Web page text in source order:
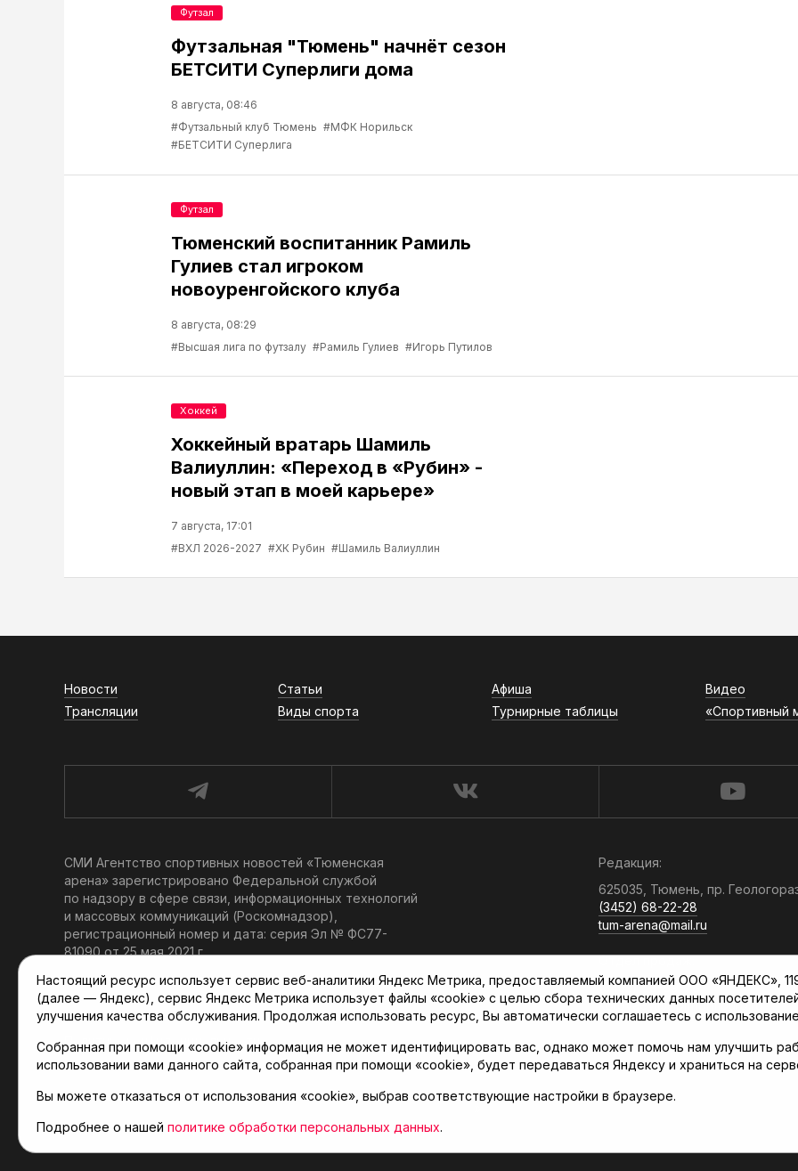
Футзальная "Тюмень" начнёт сезон
БЕТСИТИ Суперлиги дома
8 августа, 08:46
#Футзальный клуб Тюмень #МФК Норильск
#БЕТСИТИ Суперлига
Футзал
Тюменский воспитанник Рамиль
Гулиев стал игроком
новоуренгойского клуба
8 августа, 08:29
#Высшая лига по футзалу #Рамиль Гулиев #Игорь Путилов
Футзал
Хоккейный вратарь Шамиль
Валиуллин: «Переход в «Рубин» -
новый этап в моей карьере»
7 августа, 17:01
#ВХЛ 2026-2027 #ХК Рубин #Шамиль Валиуллин
Хоккей
Новости Статьи Афиша Видео
Трансляции
Виды спорта Турнирные таблицы «Спортивный
СМИ Агентство спортивных новостей «Тюменская
арена» зарегистрировано Федеральной службой
по надзору в сфере связи, информационных технологий
и массовых коммуникаций (Роскомнадзор),
регистрационный номер и дата: серия Эл № ФС77-
81090 от 25 мая 2021 г.
Главный редактор: Мартынов В. В.
При использовании материалов ссылка обязательна.
Политика конфиденциальности
Редакция:
625035, Тюмень, пр.
(3452) 68-22-28
tum-arena@mail.ru
Отдел продаж:
(3452) 68-89-78
kotovaev@sibinformburo.ru
© 2001-2026 Агентство спортивных новостей «Тюменская арена»
Карта сайта
Настоящий ресурс использует сервис веб-аналитики Яндекс Метрика, предоставляемый компанией ООО «ЯНДЕКС»,
(далее — Яндекс), сервис Яндекс Метрика использует файлы «cookie» с целью сбора технических данных
улучшения качества обслуживания. Продолжая использовать ресурс, Вы автоматически соглашаетесь с
Собранная при помощи «cookie» информация не может идентифицировать вас, однако может помочь нам улучшить
использовании вами данного сайта, собранная при помощи «cookie», будет передаваться Яндексу и храниться на
Вы можете отказаться от использования «cookie», выбрав соответствующие настройки в браузере.
Подробнее о нашей политике обработки персональных данных.